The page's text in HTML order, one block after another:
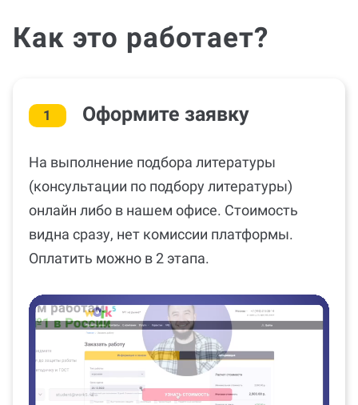
Как это работает?
1 Оформите заявку
На выполнение подбора литературы
(консультации по подбору литературы)
онлайн либо в нашем офисе. Стоимость
видна сразу, нет комиссии платформы.
Оплатить можно в 2 этапа.